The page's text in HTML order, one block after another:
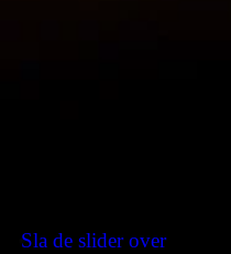
UAZP - Upper Zone In
ELEV - Suspension Lifter
Sla de slider over